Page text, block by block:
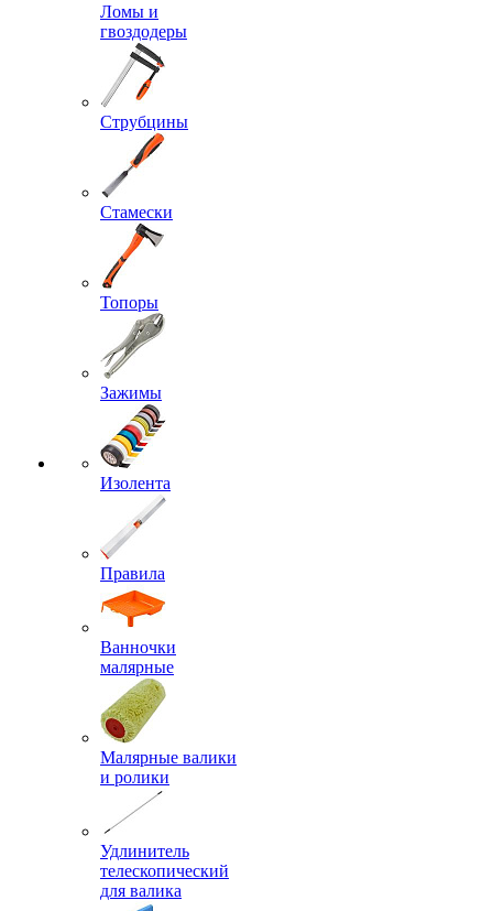
Ломы и
гвоздодеры
Струбцины
Стамески
Топоры
Зажимы
Изолента
Правила
Ванночки
малярные
Малярные валики
и ролики
Удлинитель
телескопический
для валика